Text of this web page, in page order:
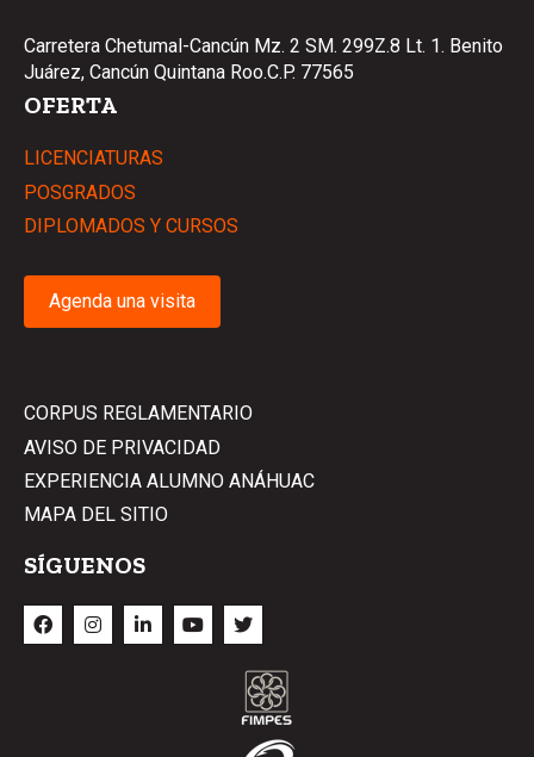
Carretera Chetumal-Cancún Mz. 2 SM. 299Z.8 Lt. 1. Benito
Juárez, Cancún Quintana Roo.C.P. 77565
OFERTA
LICENCIATURAS
POSGRADOS
DIPLOMADOS Y CURSOS
Agenda una visita
CORPUS REGLAMENTARIO
AVISO DE PRIVACIDAD
EXPERIENCIA ALUMNO ANÁHUAC
MAPA DEL SITIO
SÍGUENOS